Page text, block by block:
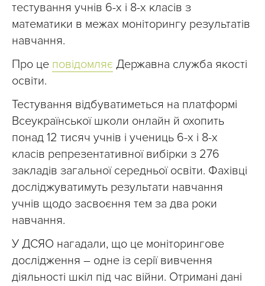
тестування учнів 6-х і 8-х класів з
математики в межах моніторингу результатів
навчання.
Про це повідомляє Державна служба якості
освіти.
Тестування відбуватиметься на платформі
Всеукраїнської школи онлайн й охопить
понад 12 тисяч учнів і учениць 6-х і 8-х
класів репрезентативної вибірки з 276
закладів загальної середньої освіти. Фахівці
досліджуватимуть результати навчання
учнів щодо засвоєння тем за два роки
навчання.
У ДСЯО нагадали, що це моніторингове
дослідження – одне із серії вивчення
діяльності шкіл під час війни. Отримані дані